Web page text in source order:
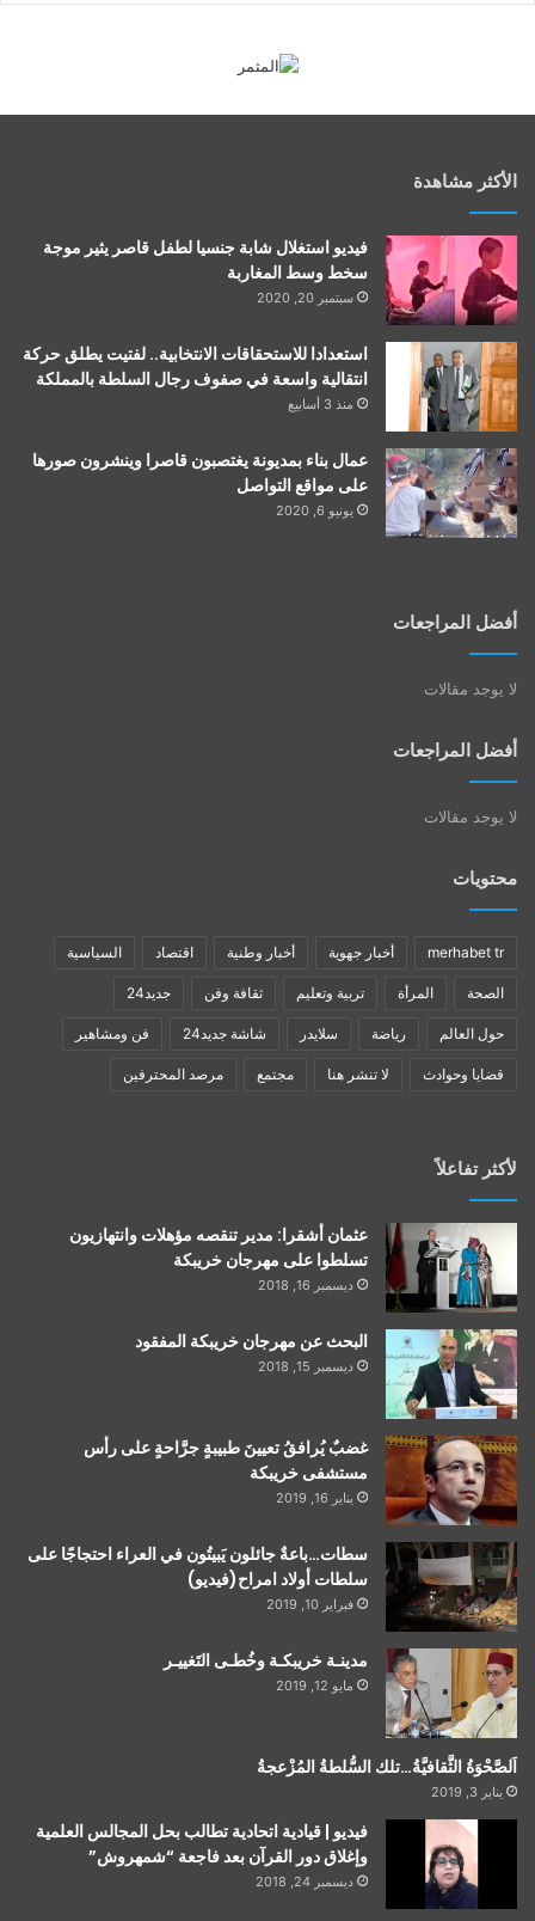
الأكثر مشاهدة
فيديو استغلال شابة جنسيا لطفل قاصر يثير موجة
سخط وسط المغاربة
سبتمبر 20, 2020
استعدادا للاستحقاقات الانتخابية.. لفتيت يطلق حركة
انتقالية واسعة في صفوف رجال السلطة بالمملكة
منذ 3 أسابيع
عمال بناء بمديونة يغتصبون قاصرا وينشرون صورها
على مواقع التواصل
يونيو 6, 2020
أفضل المراجعات
لا يوجد مقالات
أفضل المراجعات
لا يوجد مقالات
محتويات
merhabet tr أخبار جهوية أخبار وطنية اقتصاد السياسية
الصحة المرأة تربية وتعليم ثقافة وفن جديد24
حول العالم رياضة سلايدر شاشة جديد24 فن ومشاهير
قضايا وحوادث لا تنشر هنا مجتمع مرصد المحترفين
لأكثر تفاعلاً
عثمان أشقرا: مدير تنقصه مؤهلات وانتهازيون
تسلطوا على مهرجان خريبكة
ديسمبر 16, 2018
البحث عن مهرجان خريبكة المفقود
ديسمبر 15, 2018
غضبٌ يُرافقُ تعيينَ طبيبةٍ جرَّاحةٍ على رأس
مستشفى خريبكة
يناير 16, 2019
سطات…باعةٌ جائلون يَبيتُون في العراء احتجاجًا على
سلطات أولاد امراح(فيديو)
فبراير 10, 2019
مدينـة خريبكـة وخُطـى التَغييـر
مايو 12, 2019
اَلصَّحْوَةُ الثَّقافيَّةُ…تلك السُّلطةُ المُزْعجةُ
يناير 3, 2019
فيديو | قيادية اتحادية تطالب بحل المجالس العلمية
وإغلاق دور القرآن بعد فاجعة “شمهروش”
ديسمبر 24, 2018